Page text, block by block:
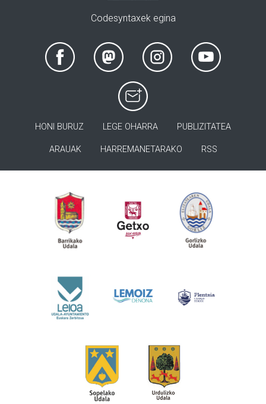
Codesyntaxek egina
HONI BURUZ LEGE OHARRA PUBLIZITATEA
ARAUAK HARREMANETARAKO RSS